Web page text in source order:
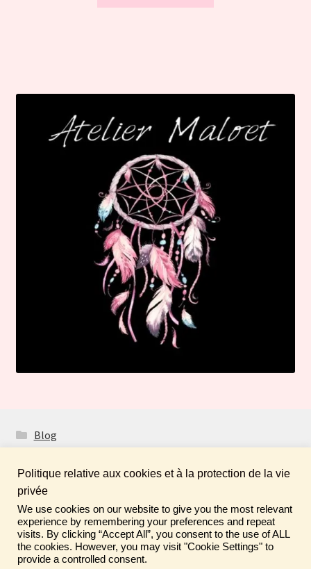
Fais de ta vie un rêve ! N'oublie pas de laisser un
commentaire sur tes achats pour aider la communauté ♡
Ignorer
Blog
© Boutique Atelier Maloet 2026
À propos & CGV
Built with WooCommerce.
Politique relative aux cookies et à la protection de la vie
privée
We use cookies on our website to give you the most relevant
experience by remembering your preferences and repeat
visits. By clicking “Accept All”, you consent to the use of ALL
the cookies. However, you may visit "Cookie Settings" to
provide a controlled consent.